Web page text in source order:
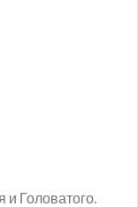
и Головатого.